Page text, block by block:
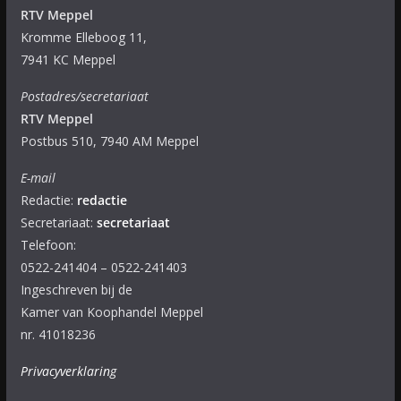
RTV Meppel
Kromme Elleboog 11,
7941 KC Meppel
Postadres/secretariaat
RTV Meppel
Postbus 510, 7940 AM Meppel
E-mail
Redactie: redactie
Secretariaat: secretariaat
Telefoon:
0522-241404 – 0522-241403
Ingeschreven bij de
Kamer van Koophandel Meppel
nr. 41018236
Privacyverklaring